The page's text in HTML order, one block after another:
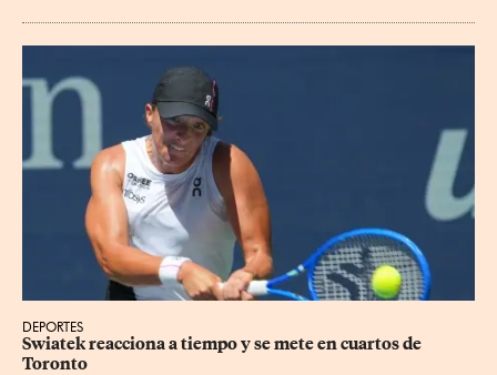
DEPORTES
Swiatek reacciona a tiempo y se mete en cuartos de
Toronto